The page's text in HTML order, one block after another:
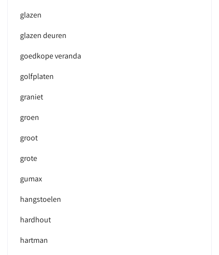
glazen
glazen deuren
goedkope veranda
golfplaten
graniet
groen
groot
grote
gumax
hangstoelen
hardhout
hartman